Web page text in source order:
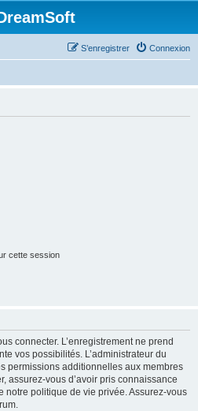
Connexion
S’enregistrer
cette session
connecter. L’enregistrement ne prend
vos possibilités. L’administrateur du
permissions additionnelles aux membres
assurez-vous d’avoir pris connaissance
notre politique de vie privée. Assurez-vous